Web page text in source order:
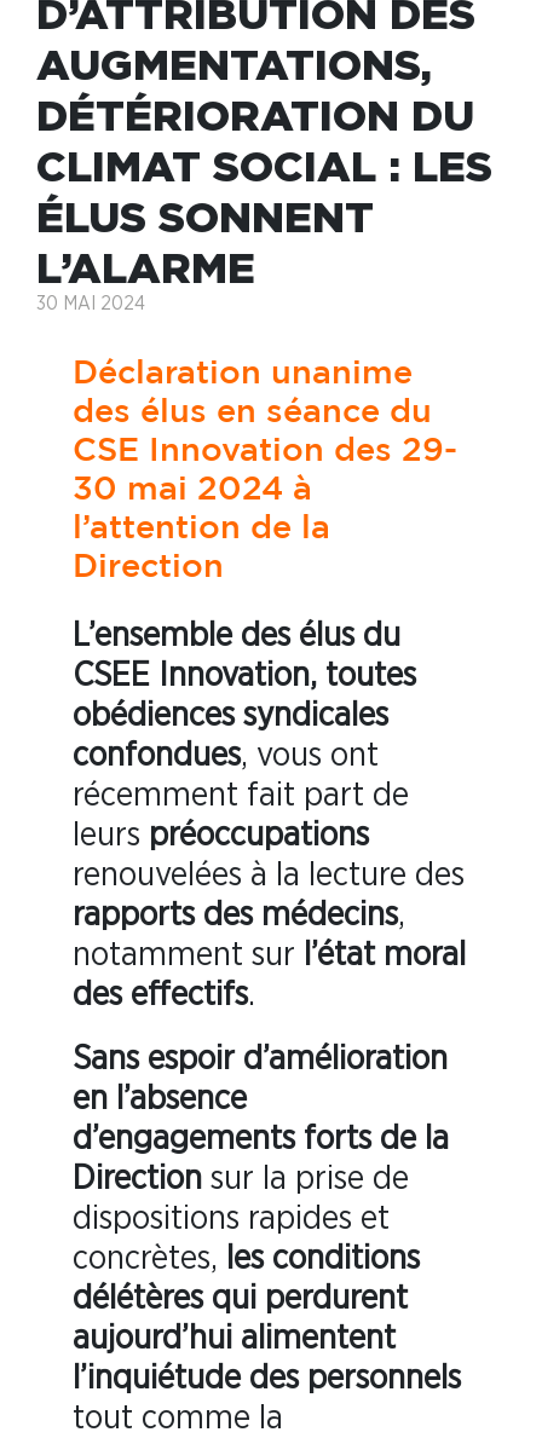
D’ATTRIBUTION DES
AUGMENTATIONS,
DÉTÉRIORATION DU
CLIMAT SOCIAL : LES
ÉLUS SONNENT
L’ALARME
30 MAI 2024
Déclaration unanime
des élus en séance du
CSE Innovation des 29-
30 mai 2024 à
l’attention de la
Direction
L’ensemble des élus du
CSEE Innovation, toutes
obédiences syndicales
confondues, vous ont
récemment fait part de
leurs préoccupations
renouvelées à la lecture des
rapports des médecins,
notamment sur l’état moral
des effectifs.
Sans espoir d’amélioration
en l’absence
d’engagements forts de la
Direction sur la prise de
dispositions rapides et
concrètes, les conditions
délétères qui perdurent
aujourd’hui alimentent
l’inquiétude des personnels
tout comme la